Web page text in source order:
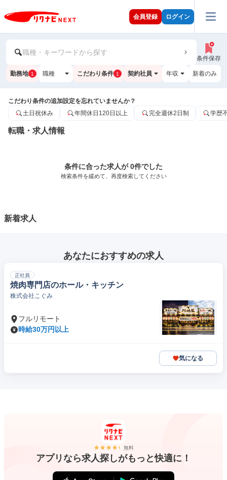
会員登録 ログイン
職種・キーワードから探す
条件保存
勤務地 1 職種 こだわり条件 1 契約社員 年収 新着のみ
こだわり条件の追加設定を忘れていませんか？
土日祝休み
年間休日120日以上 完全週休2日制 学歴
転職・求人情報
条件に合った求人が 0件でした
検索条件を緩めて、再度検索してください
新着求人
あなたにおすすめの求人
正社員
焼肉専門店のホール・キッチン
株式会社こぐみ
フルリモート
時給30万円以上
気になる
無料
アプリなら求人探しがもっと快適に！